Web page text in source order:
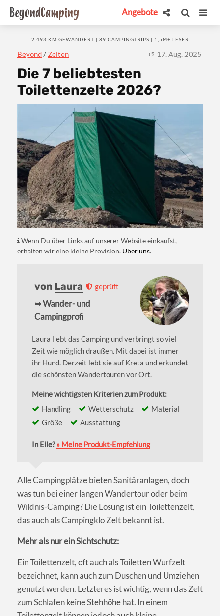
Angebote
Beyond / Zelten
2.493 KM GEWANDERT | 89 CAMPINGTRIPS | 1,5M+ LESER
17. Aug. 2025
Die 7 beliebtesten
Toilettenzelte 2026?
Wenn Du über Links auf unserer Website einkaufst,
erhalten wir eine kleine Provision. Über uns.
von Laura geprüft
➥ Wander- und
Campingprofi
Laura liebt das Camping und verbringt so viel
Zeit wie möglich draußen. Mit dabei ist immer
ihr Hund. Derzeit lebt sie auf Kreta und erkundet
die schönsten Wandertouren vor Ort.
Meine wichtigsten Kriterien zum Produkt:
Handling
Wetterschutz
Material
Größe
Ausstattung
In Eile?» Meine Produkt-Empfehlung
Alle Campingplätze bieten Sanitäranlagen, doch
was tun bei einer langen Wandertour oder beim
Wildnis-Camping? Die Lösung ist ein Toilettenzelt,
das auch als Campingklo Zelt bekannt ist.
Mehr als nur ein Sichtschutz:
Ein Toilettenzelt, oft auch als Toiletten Wurfzelt
bezeichnet, kann auch zum Duschen und Umziehen
genutzt werden. Letzteres ist wichtig, wenn das Zelt
zum Schlafen keine Stehhöhe hat. In einem